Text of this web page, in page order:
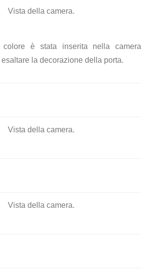
Vista della camera.
colore è stata inserita nella camera
la decorazione della porta.
Vista della camera.
Vista della camera.